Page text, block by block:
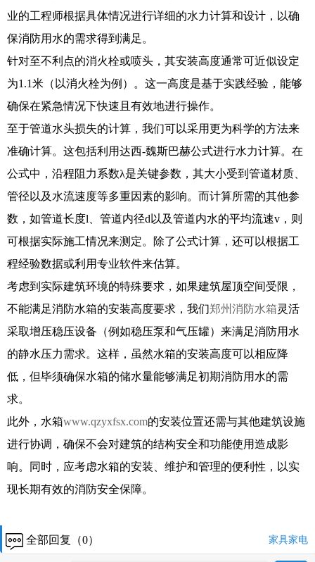
业的工程师根据具体情况进行详细的水力计算和设计，以确
保消防用水的需求得到满足。
针对至不利点的消火栓或喷头，其安装高度通常可近似设定
为1.1米（以消火栓为例）。这一高度是基于实践经验，能够
确保在紧急情况下快速且有效地进行操作。
至于管道水头损失的计算，我们可以采用更为科学的方法来
准确计算。这包括利用达西-魏斯巴赫公式进行水力计算。在
公式中，沿程阻力系数λ是关键参数，其大小受到管道材质、
管径以及水流速度等多重因素的影响。而计算所需的其他参
数，如管道长度l、管道内径d以及管道内水的平均流速v，则
可根据实际施工情况来测定。除了公式计算，还可以根据工
程经验数据或利用专业软件来估算。
考虑到实际建筑环境的特殊要求，如果建筑屋顶空间受限，
不能满足消防水箱的安装高度要求，我们郑州消防水箱灵活
采取增压稳压设备（例如稳压泵和气压罐）来满足消防用水
的静水压力需求。这样，虽然水箱的安装高度可以相应降
低，但毕须确保水箱的储水量能够满足初期消防用水的需
求。
此外，水箱www.qzyxfsx.com的安装位置还需与其他建筑设施
进行协调，确保不会对建筑的结构安全和功能使用造成影
响。同时，应考虑水箱的安装、维护和管理的便利性，以实
现长期有效的消防安全保障。
全部回复（0） 家具家电